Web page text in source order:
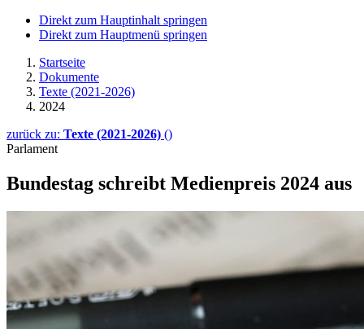
Direkt zum Hauptinhalt springen
Direkt zum Hauptmenü springen
Startseite
Dokumente
Texte (2021-2026)
2024
zurück zu: Texte (2021-2026) ()
Parlament
Bundestag schreibt Medienpreis 2024 aus